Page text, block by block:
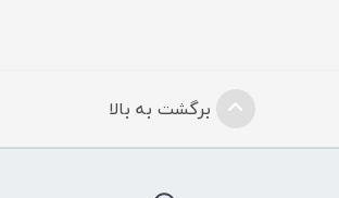
برگشت به بالا